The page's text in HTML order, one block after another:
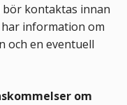
kontaktas innan
information om
och en eventuell
om